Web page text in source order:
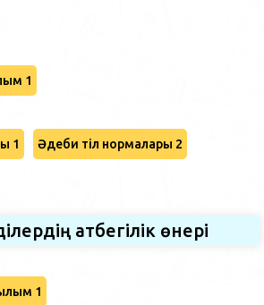
1
1 Әдеби тіл нормалары 2
атбегілік өнері
1